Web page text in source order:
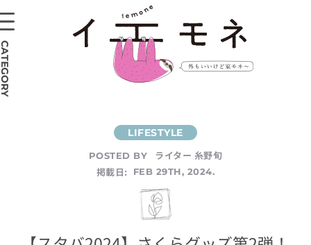
POSTED BY
ライター 糸野旬
掲載日:
FEB 29TH, 2024.